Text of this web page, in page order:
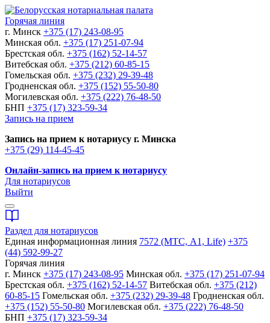
Горячая линия
г. Минск +375 (17) 243-08-95
Минская обл. +375 (17) 251-07-94
Брестская обл. +375 (162) 52-14-57
Витебская обл. +375 (212) 60-85-15
Гомельская обл. +375 (232) 29-39-48
Гродненская обл. +375 (152) 55-50-80
Могилевская обл. +375 (222) 76-48-50
БНП +375 (17) 323-59-34
Запись на прием
Запись на прием к нотариусу г. Минска
+375 (29) 114-45-45
Онлайн-запись на прием к нотариусу
Для нотариусов
Выйти
Раздел для нотариусов
Единая информационная линия 7572 (МТС, A1, Life) +375
(44) 592-99-27
Горячая линия
г. Минск +375 (17) 243-08-95 Минская обл. +375 (17) 251-07-94
Брестская обл. +375 (162) 52-14-57 Витебская обл. +375 (212)
60-85-15 Гомельская обл. +375 (232) 29-39-48 Гродненская обл.
+375 (152) 55-50-80 Могилевская обл. +375 (222) 76-48-50
БНП +375 (17) 323-59-34